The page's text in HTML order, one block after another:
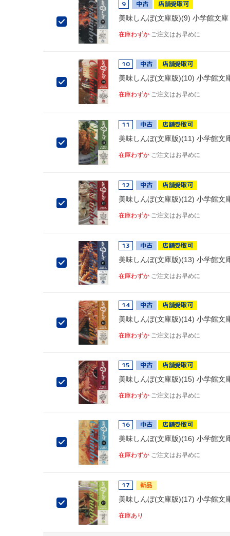
9 中古 店舗受取可
美味しんぼ(文庫版)(9) 小学館文庫
在庫わずか ご注文はお早めに
10 中古 店舗受取可
美味しんぼ(文庫版)(10) 小学館文
在庫わずか ご注文はお早めに
11 中古 店舗受取可
美味しんぼ(文庫版)(11) 小学館文
在庫わずか ご注文はお早めに
12 中古 店舗受取可
美味しんぼ(文庫版)(12) 小学館文
在庫わずか ご注文はお早めに
13 中古 店舗受取可
美味しんぼ(文庫版)(13) 小学館文
在庫わずか ご注文はお早めに
14 中古 店舗受取可
美味しんぼ(文庫版)(14) 小学館文
在庫わずか ご注文はお早めに
15 中古 店舗受取可
美味しんぼ(文庫版)(15) 小学館文
在庫わずか ご注文はお早めに
16 中古 店舗受取可
美味しんぼ(文庫版)(16) 小学館文
在庫わずか ご注文はお早めに
17 新品
美味しんぼ(文庫版)(17) 小学館文
在庫あり